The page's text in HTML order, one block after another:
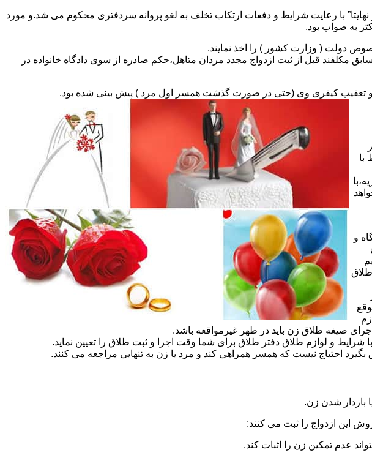
با رعایت شرایط و دفعات ارتکاب تخلف به لغو پروانه سردفتری محکوم می شد.و مورد
به صواب بود.
ازدواج مجدد،دفانر ازدواج کما فی السابق مکلفند قبل از ثبت ازدواج مجدد مردان متاهل،حکم صادره از سوی دادگاه خانواده در
و تعقیب کیفری وی (حتی در صورت گذشت همسر اول مرد ) پیش بینی شده بود.
با
و
صیغه طلاق زن باید در طهر غیرمواقعه باشد.
شرایط و لوازم طلاق دفتر طلاق برای شما وقت اجرا و ثبت طلاق را تعیین نماید.
احتیاج نیست که همسر همراهی کند و مرد یا زن به تنهایی مراجعه می کنند.
باردار شدن زن.
این ازدواج را ثبت می کنند:
عدم تمکین زن را اثبات کند.